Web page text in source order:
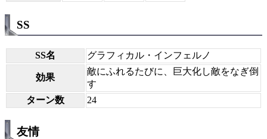
SS
SS名 グラフィカル・インフェルノ
効果
敵にふれるたびに、巨大化し敵をなぎ倒
す
ターン数
24
友情